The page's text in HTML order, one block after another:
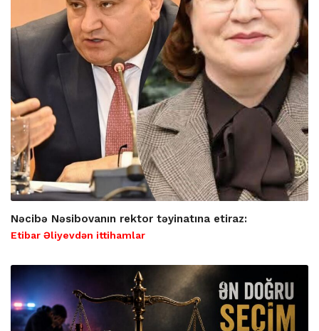
Nəcibə Nəsibovanın rektor təyinatına etiraz:
Etibar Əliyevdən ittihamlar